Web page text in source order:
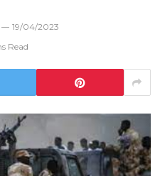
19/04/2023
Read